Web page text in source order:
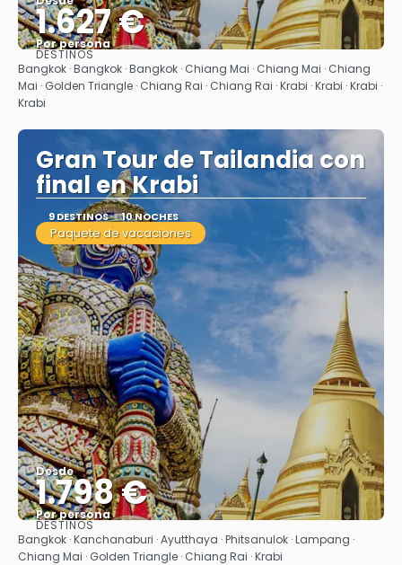
1.627 €
Por persona
Ver
DESTINOS
Bangkok · Bangkok · Bangkok · Chiang Mai · Chiang Mai · Chiang
Mai · Golden Triangle · Chiang Rai · Chiang Rai · Krabi · Krabi · Krabi ·
Krabi
Gran Tour de Tailandia con
final en Krabi
9 DESTINOS 10 NOCHES
Paquete de vacaciones
Desde
1.798 €
Por persona
Ver
DESTINOS
Bangkok · Kanchanaburi · Ayutthaya · Phitsanulok · Lampang ·
Chiang Mai · Golden Triangle · Chiang Rai · Krabi